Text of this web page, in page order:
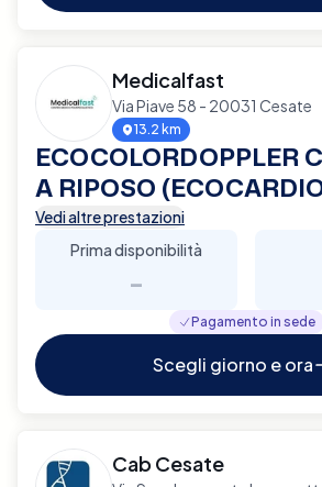
Medicalfast
Via Piave 58 - 20031 Cesate
13.2 km
ECOCOLORDOPPLER
A RIPOSO
Vedi altre prestazioni
Prima disponibilità
-
Pagamento in sede
Scegli giorno e ora
Cab Cesate